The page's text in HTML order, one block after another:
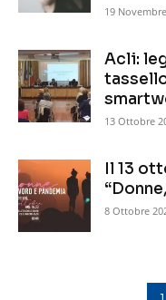
19
Acli:
13 Ottobre
Il 13
8 Ottobre